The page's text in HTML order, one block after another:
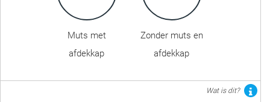
Muts met
afdekkap
Zonder muts en
afdekkap
Wat is dit?